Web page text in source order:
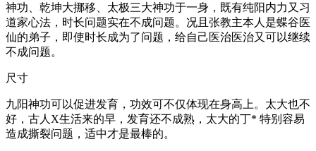
神功、乾坤大挪移、太极三大神功于一身，既有纯阳内力又习
道家心法，时长问题实在不成问题。况且张教主本人是蝶谷医
仙的弟子，即使时长成为了问题，给自己医治医治又可以继续
不成问题。
尺寸
九阳神功可以促进发育，功效可不仅体现在身高上。太大也不
好，古人X生活来的早，发育还不成熟，太大的丁* 特别容易
造成撕裂问题，适中才是最棒的。